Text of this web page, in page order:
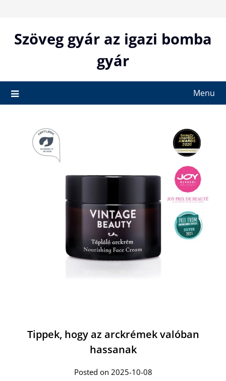
contentSzöveg gyár az igazi bomba
gyár
Menu
Tippek, hogy az arckrémek valóban
hassanak
Posted on 2025-10-08